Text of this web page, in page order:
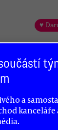
♥
roku
je plzeňský
a